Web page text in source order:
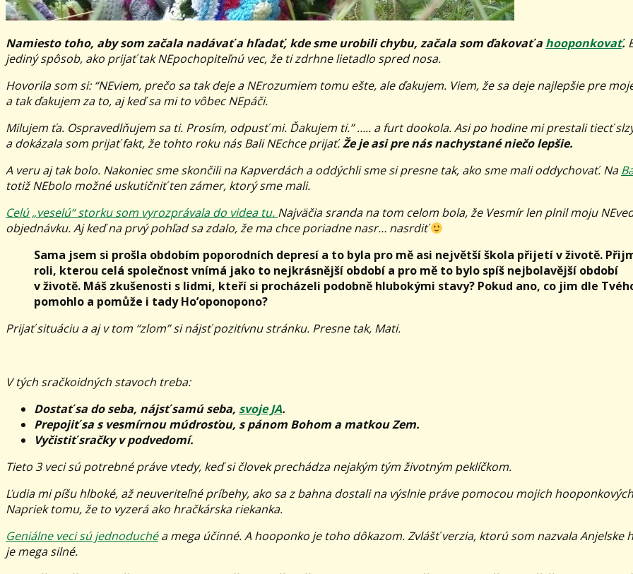
Namiesto toho, aby som začala nadávať a hľadať, kde sme urobili chybu, začala som ďakovať a hooponkovať.
jediný spôsob, ako prijať tak NEpochopiteľnú vec, že ti zdrhne lietadlo spred nosa.
Hovorila som si: “NEviem, prečo sa tak deje a NErozumiem tomu ešte, ale ďakujem. Viem, že sa deje najlepšie pre
a tak ďakujem za to, aj keď sa mi to vôbec NEpáči.
Milujem ťa. Ospravedlňujem sa ti. Prosím, odpusť mi. Ďakujem ti.” ….. a furt dookola. Asi po hodine mi prestali tiecť
a dokázala som prijať fakt, že tohto roku nás Bali NEchce prijať.Že je asi pre nás nachystané niečo lepšie.
A veru aj tak bolo. Nakoniec sme skončili na Kapverdách a oddýchli sme si presne tak, ako sme mali oddychovať. Na
totiž NEbolo možné uskutičniť ten zámer, ktorý sme mali.
Celú „veselú“ storku som vyrozprávala do videa tu. Najväčia sranda na tom celom bola, že Vesmír len plnil moju
objednávku. Aj keď na prvý pohľad sa zdalo, že ma chce poriadne nasr… nasrdiť
Sama jsem si prošla obdobím poporodních depresí a to byla pro mě asi největší škola přijetí v životě.
roli, kterou celá společnost vnímá jako to nejkrásnější období a pro mě to bylo spíš nejbolavější období
v životě. Máš zkušenosti s lidmi, kteří si procházeli podobně hlubokými stavy? Pokud ano, co jim dle
pomohlo a pomůže i tady Ho’oponopono?
Prijať situáciu a aj v tom “zlom” si nájsť pozitívnu stránku. Presne tak, Mati.
V tých sračkoidných stavoch treba:
Dostať sa do seba, nájsť samú seba, svoje JA.
Prepojiť sa s vesmírnou múdrosťou, s pánom Bohom a matkou Zem.
Vyčistiť sračky v podvedomí.
Tieto 3 veci sú potrebné práve vtedy, keď si človek prechádza nejakým tým životným peklíčkom.
Ľudia mi píšu hlboké, až neuveriteľné príbehy, ako sa z bahna dostali na výslnie práve pomocou mojich
Napriek tomu, že to vyzerá ako hračkárska riekanka.
Geniálne veci sú jednoduchéa mega účinné. A hooponko je toho dôkazom. Zvlášť verzia, ktorú som nazvala Anjelske
je mega silné.